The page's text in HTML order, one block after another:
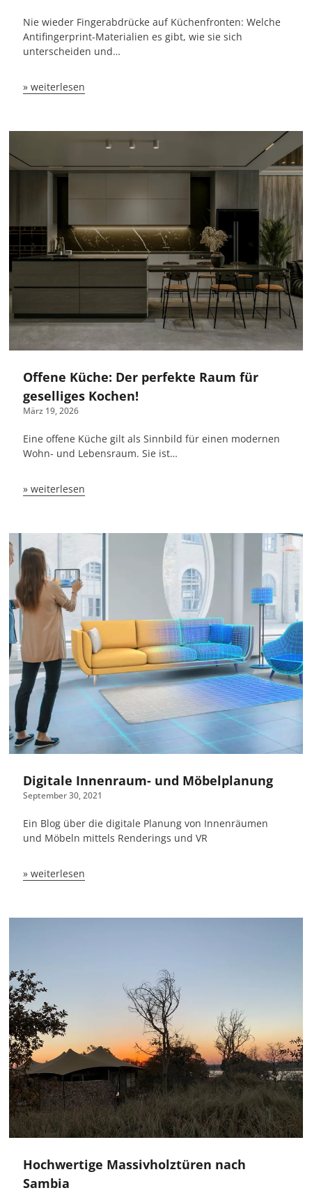
Nie wieder Fingerabdrücke auf Küchenfronten: Welche
Antifingerprint-Materialien es gibt, wie sie sich
unterscheiden und…
» weiterlesen
Offene Küche: Der perfekte Raum für
geselliges Kochen!
März 19, 2026
Eine offene Küche gilt als Sinnbild für einen modernen
Wohn- und Lebensraum. Sie ist…
» weiterlesen
Digitale Innenraum- und Möbelplanung
September 30, 2021
Ein Blog über die digitale Planung von Innenräumen
und Möbeln mittels Renderings und VR
» weiterlesen
Hochwertige Massivholztüren nach
Sambia